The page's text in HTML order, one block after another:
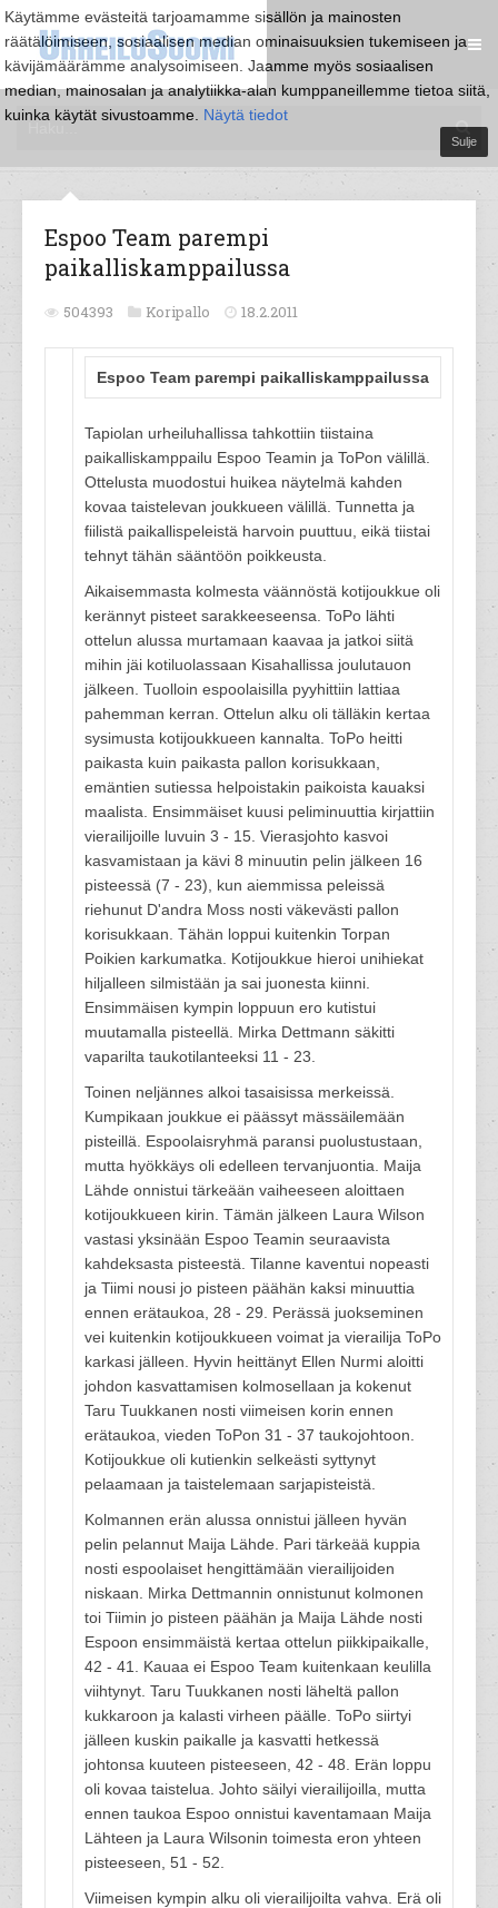
Käytämme evästeitä tarjoamamme sisällön ja mainosten
räätälöimiseen, sosiaalisen median ominaisuuksien tukemiseen ja
kävijämäärämme analysoimiseen. Jaamme myös sosiaalisen
median, mainosalan ja analytiikka-alan kumppaneillemme tietoa siitä,
kuinka käytät sivustoamme. Näytä tiedot
Sulje
Espoo Team parempi
paikalliskamppailussa
504393 Koripallo 18.2.2011
Espoo Team parempi paikalliskamppailussa
Tapiolan urheiluhallissa tahkottiin tiistaina
paikalliskamppailu Espoo Teamin ja ToPon välillä.
Ottelusta muodostui huikea näytelmä kahden
kovaa taistelevan joukkueen välillä. Tunnetta ja
fiilistä paikallispeleistä harvoin puuttuu, eikä tiistai
tehnyt tähän sääntöön poikkeusta.
Aikaisemmasta kolmesta väännöstä kotijoukkue oli
kerännyt pisteet sarakkeeseensa. ToPo lähti
ottelun alussa murtamaan kaavaa ja jatkoi siitä
mihin jäi kotiluolassaan Kisahallissa joulutauon
jälkeen. Tuolloin espoolaisilla pyyhittiin lattiaa
pahemman kerran. Ottelun alku oli tälläkin kertaa
sysimusta kotijoukkueen kannalta. ToPo heitti
paikasta kuin paikasta pallon korisukkaan,
emäntien sutiessa helpoistakin paikoista kauaksi
maalista. Ensimmäiset kuusi peliminuuttia kirjattiin
vierailijoille luvuin 3 - 15. Vierasjohto kasvoi
kasvamistaan ja kävi 8 minuutin pelin jälkeen 16
pisteessä (7 - 23), kun aiemmissa peleissä
riehunut D'andra Moss nosti väkevästi pallon
korisukkaan. Tähän loppui kuitenkin Torpan
Poikien karkumatka. Kotijoukkue hieroi unihiekat
hiljalleen silmistään ja sai juonesta kiinni.
Ensimmäisen kympin loppuun ero kutistui
muutamalla pisteellä. Mirka Dettmann säkitti
vaparilta taukotilanteeksi 11 - 23.
Toinen neljännes alkoi tasaisissa merkeissä.
Kumpikaan joukkue ei päässyt mässäilemään
pisteillä. Espoolaisryhmä paransi puolustustaan,
mutta hyökkäys oli edelleen tervanjuontia. Maija
Lähde onnistui tärkeään vaiheeseen aloittaen
kotijoukkueen kirin. Tämän jälkeen Laura Wilson
vastasi yksinään Espoo Teamin seuraavista
kahdeksasta pisteestä. Tilanne kaventui nopeasti
ja Tiimi nousi jo pisteen päähän kaksi minuuttia
ennen erätaukoa, 28 - 29. Perässä juokseminen
vei kuitenkin kotijoukkueen voimat ja vierailija ToPo
karkasi jälleen. Hyvin heittänyt Ellen Nurmi aloitti
johdon kasvattamisen kolmosellaan ja kokenut
Taru Tuukkanen nosti viimeisen korin ennen
erätaukoa, vieden ToPon 31 - 37 taukojohtoon.
Kotijoukkue oli kutienkin selkeästi syttynyt
pelaamaan ja taistelemaan sarjapisteistä.
Kolmannen erän alussa onnistui jälleen hyvän
pelin pelannut Maija Lähde. Pari tärkeää kuppia
nosti espoolaiset hengittämään vierailijoiden
niskaan. Mirka Dettmannin onnistunut kolmonen
toi Tiimin jo pisteen päähän ja Maija Lähde nosti
Espoon ensimmäistä kertaa ottelun piikkipaikalle,
42 - 41. Kauaa ei Espoo Team kuitenkaan keulilla
viihtynyt. Taru Tuukkanen nosti läheltä pallon
kukkaroon ja kalasti virheen päälle. ToPo siirtyi
jälleen kuskin paikalle ja kasvatti hetkessä
johtonsa kuuteen pisteeseen, 42 - 48. Erän loppu
oli kovaa taistelua. Johto säilyi vierailijoilla, mutta
ennen taukoa Espoo onnistui kaventamaan Maija
Lähteen ja Laura Wilsonin toimesta eron yhteen
pisteeseen, 51 - 52.
Viimeisen kympin alku oli vierailijoilta vahva. Erä oli